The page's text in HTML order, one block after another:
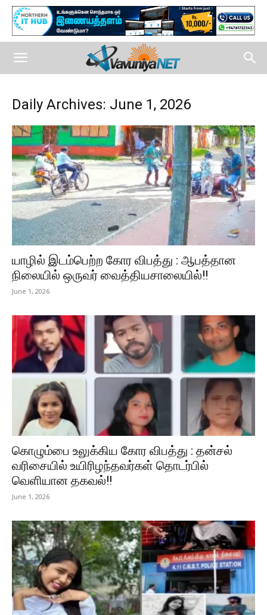
Daily Archives: June 1, 2026
யாழில் இடம்பெற்ற கோர விபத்து : ஆபத்தான
நிலையில் ஒருவர் வைத்தியசாலையில்!!
June 1, 2026
கொழும்பை உலுக்கிய கோர விபத்து : தன்சல்
வரிசையில் உயிரிழந்தவர்கள் தொடர்பில்
வெளியான தகவல்!!
June 1, 2026